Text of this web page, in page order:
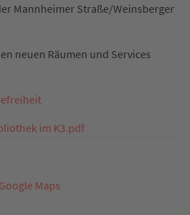
Mannheimer Straße/Weinsberger
neuen Räumen und Services
im K3.pdf
Maps